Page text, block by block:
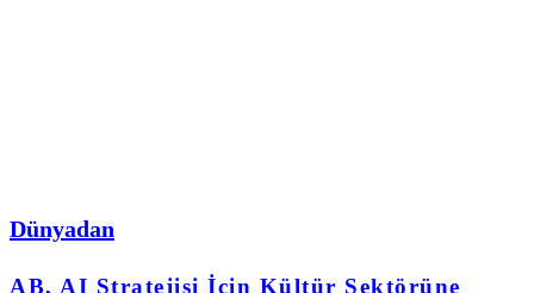
Dünyadan
AB, AI Stratejisi İçin Kültür Sektörüne